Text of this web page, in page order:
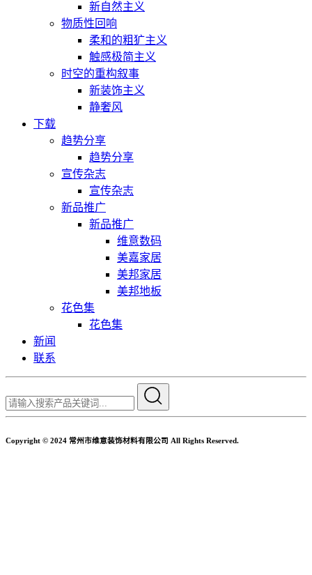
新自然主义
物质性回响
柔和的粗犷主义
触感极简主义
时空的重构叙事
新装饰主义
静奢风
下载
趋势分享
趋势分享
宣传杂志
宣传杂志
新品推广
新品推广
维意数码
美嘉家居
美邦家居
美邦地板
花色集
花色集
新闻
联系
Copyright © 2024 常州市维意装饰材料有限公司 All Rights Reserved.